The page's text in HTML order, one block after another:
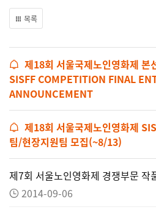
목록
제18회 서울국제노인영화제
SISFF COMPETITION FINAL
ANNOUNCEMENT
제18회 서울국제노인영화제
팀/현장지원팀 모집(~8/13)
제7회 서울노인영화제 경쟁부문 작
2014-09-06